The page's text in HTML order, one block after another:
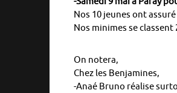
Nos 10 jeunes ont
Nos minimes se
On notera,
Chez les Benjamines,
-Anaé Bruno réalise